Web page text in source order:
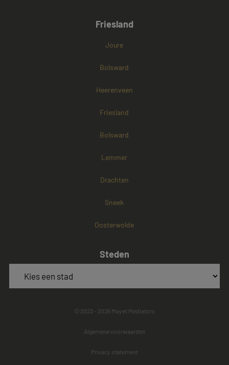
Friesland
Joure
Bolsward
Heerenveen
Friesland
Bolsward
Lemmer
Drachten
Sneek
Oosterwolde
Steden
© 2023 - 2026 Mayet Mediators
Algemene voorwaarden
Privacy statement